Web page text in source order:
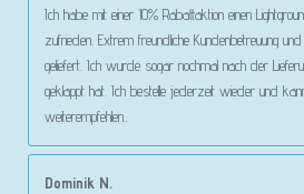
Ich habe mit einer 10% Rabattaktion einen
zufrieden. Extrem freundliche Kundenbetreuung
geliefert. Ich wurde sogar nochmal nach der
geklappt hat. Ich bestelle jederzeit wieder und
weiterempfehlen..
Dominik N.